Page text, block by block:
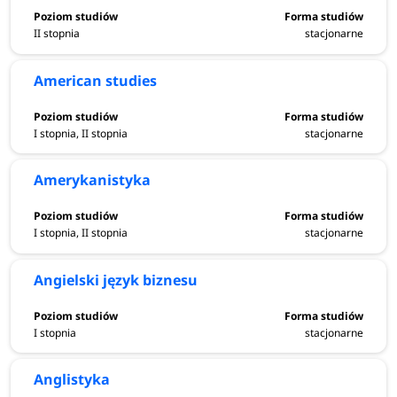
naukowego punktu widzenia – to również poznawanie
metodologia badań i świadomość kulturowa, związana z
wymaganiami przekładów.
Kierunki studiów filologicznych cieszą się bardzo dużą
popularnością wśród kandydatów na studia, wiąże się to z
specjalistów posługujących się różnymi językami obcymi.
sektorze usług, marketingu, wydawnictwach, redakcjach,
ale także w szkolnictwie, public relations, działach HR,
administracji czy sądownictwie.
Ile kosztują studia filologiczne?
II stopnia stacjonarne
American studies
I stopnia, II stopnia stacjonarne
Amerykanistyka
I stopnia, II stopnia stacjonarne
Angielski język biznesu
I stopnia stacjonarne
Anglistyka